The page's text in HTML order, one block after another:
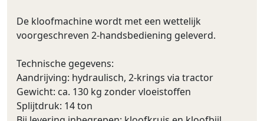
De kloofmachine wordt met een wettelijk
voorgeschreven 2-handsbediening geleverd.
Technische gegevens:
Aandrijving: hydraulisch, 2-krings via tractor
Gewicht: ca. 130 kg zonder vloeistoffen
Splijtdruk: 14 ton